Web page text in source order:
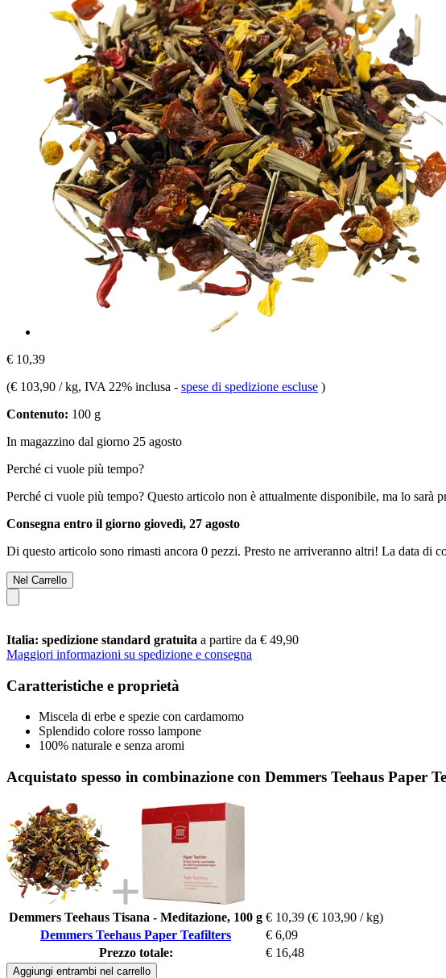
€ 10,39
(€ 103,90 / kg, IVA 22% inclusa - spese di spedizione escluse )
Contenuto: 100 g
In magazzino dal giorno 25 agosto
Perché ci vuole più tempo?
Perché ci vuole più tempo? Questo articolo non è attualmente disponibile, ma lo sarà
Consegna entro il giorno giovedì, 27 agosto
Di questo articolo sono rimasti ancora 0 pezzi. Presto ne arriveranno altri! La data di
Nel Carrello
Italia: spedizione standard gratuita a partire da € 49,90
Maggiori informazioni su spedizione e consegna
Caratteristiche e proprietà
Miscela di erbe e spezie con cardamomo
Splendido colore rosso lampone
100% naturale e senza aromi
Acquistato spesso in combinazione con Demmers Teehaus Paper
Demmers Teehaus Tisana - Meditazione, 100 g € 10,39 (€ 103,90 / kg)
Demmers Teehaus Paper Teafilters
€ 6,09
Prezzo totale:
€ 16,48
Aggiungi entrambi nel carrello